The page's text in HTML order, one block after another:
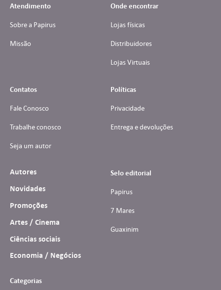
Atendimento
Sobre a Papirus
Missão
Onde encontrar
Lojas físicas
Distribuidores
Lojas Virtuais
Contatos
Fale Conosco
Trabalhe conosco
Seja um autor
Políticas
Privacidade
Entrega e devoluções
Autores
Novidades
Promoções
Artes / Cinema
Ciências sociais
Economia / Negócios
Selo editorial
Papirus
7 Mares
Guaxinim
Categorias